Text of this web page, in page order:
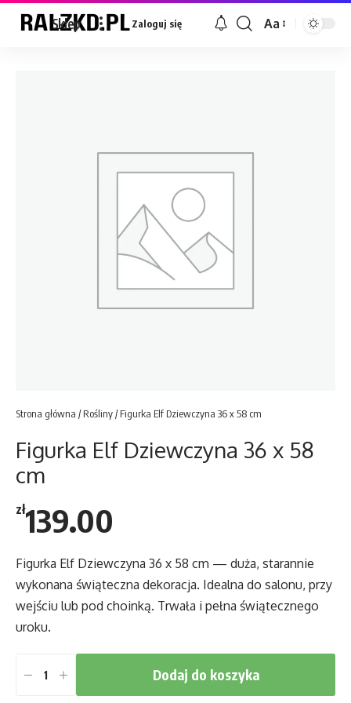
Sklep Zaloguj się
Font
Aa
Strona główna /Rośliny/ Figurka Elf Dziewczyna 36 x 58 cm
Figurka Elf Dziewczyna 36 x 58
cm
zł139.00
Figurka Elf Dziewczyna 36 x 58 cm — duża, starannie
wykonana świąteczna dekoracja. Idealna do salonu, przy
wejściu lub pod choinką. Trwała i pełna świątecznego
uroku.
Dodaj do koszyka